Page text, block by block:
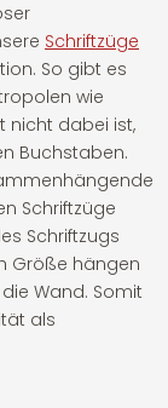
Schriftzüge
So gibt es
wie
nicht dabei ist,
Buchstaben.
Schriftzüge
Schriftzugs
Größe hängen
Wand. Somit
als